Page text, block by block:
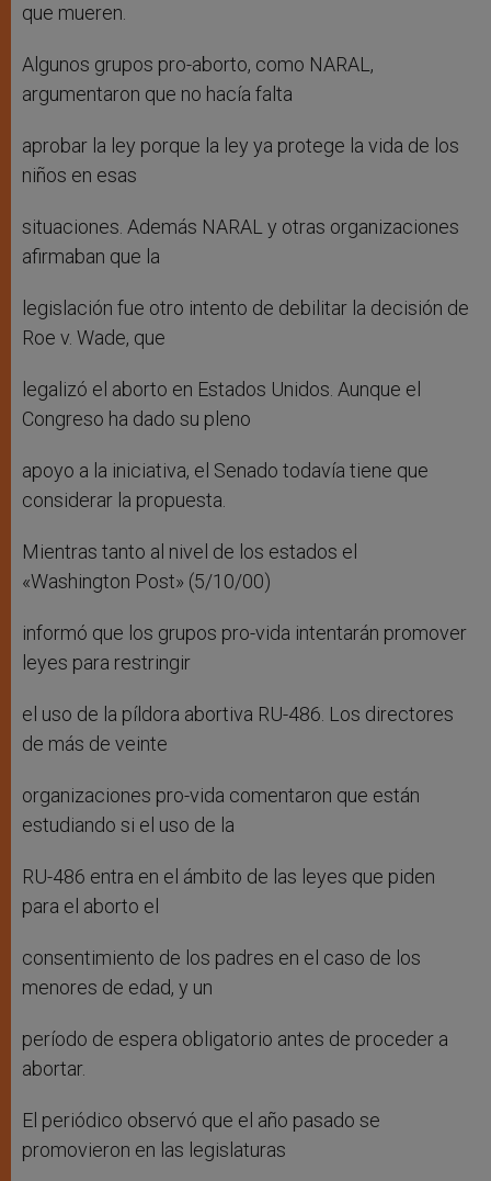
que mueren.
Algunos grupos pro-aborto, como NARAL,
argumentaron que no hacía falta
aprobar la ley porque la ley ya protege la vida de los
niños en esas
situaciones. Además NARAL y otras organizaciones
afirmaban que la
legislación fue otro intento de debilitar la decisión de
Roe v. Wade, que
legalizó el aborto en Estados Unidos. Aunque el
Congreso ha dado su pleno
apoyo a la iniciativa, el Senado todavía tiene que
considerar la propuesta.
Mientras tanto al nivel de los estados el
«Washington Post» (5/10/00)
informó que los grupos pro-vida intentarán promover
leyes para restringir
el uso de la píldora abortiva RU-486. Los directores
de más de veinte
organizaciones pro-vida comentaron que están
estudiando si el uso de la
RU-486 entra en el ámbito de las leyes que piden
para el aborto el
consentimiento de los padres en el caso de los
menores de edad, y un
período de espera obligatorio antes de proceder a
abortar.
El periódico observó que el año pasado se
promovieron en las legislaturas